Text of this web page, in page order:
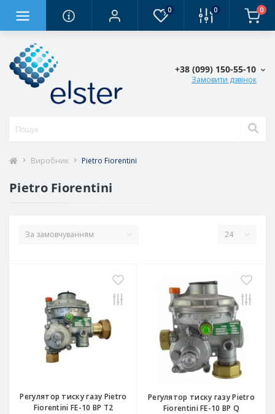
0 0 0
+38 (0‎99) 150-55-10
Замовити дзвінок
Виробник Pietro Fiorentini
Pietro Fiorentini
Регулятор тиску газу Pietro
Fiorentini FE-10 BP T2
Регулятор тиску газу Pietro
Fiorentini FE-10 BP Q